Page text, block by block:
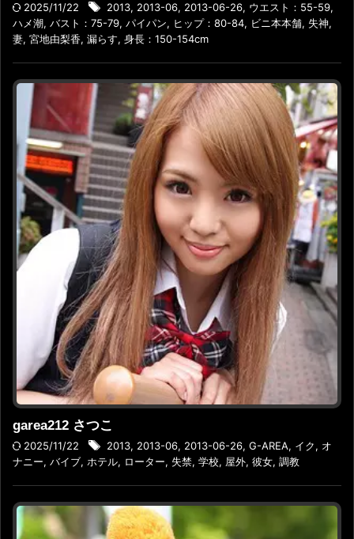
2025/11/22 2013, 2013-06, 2013-06-26, ウエスト：55-59,
ハメ潮, バスト：75-79, パイパン, ヒップ：80-84, ビニ本本舗, 失神,
妻, 宮地由梨香, 漏らす, 身長：150-154cm
garea212 さつこ
2025/11/22 2013, 2013-06, 2013-06-26, G-AREA, イク, オ
ナニー, バイブ, ホテル, ローター, 失禁, 学校, 屋外, 彼女, 調教